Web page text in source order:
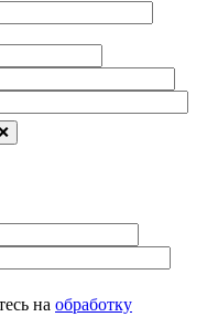
на обработку